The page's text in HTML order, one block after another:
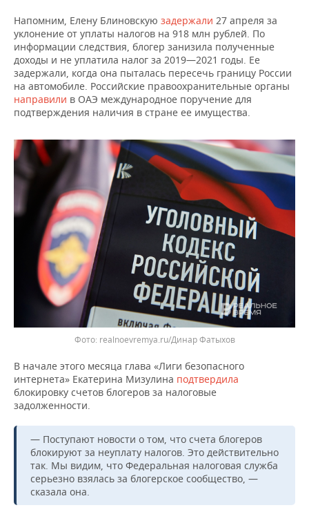
НЕФТЬ
ОПК
ЭНЕРГЕТИКА
РОЗНИЧНАЯ ТОРГОВЛЯ
ТРАНСПОРТ
УСЛУГИ
НОВОСТИ ТЕХНОЛОГИЙ
IT
МЕДИА
ТЕЛЕКОММУНИКАЦИИ
МЕРОПРИЯТИЯ
НОВОСТИ МЕРОПРИЯТИЙ
ВЫЕЗДНАЯ РЕДАКЦИЯ
БИЗНЕС-БРАНЧИ
ONLINE-КОНФЕРЕНЦИИ
ОТКРЫТАЯ ЛЕКЦИЯ
СПОРТ
НОВОСТИ СПОРТА
ФУТБОЛ
ХОККЕЙ
БАСКЕТБОЛ
ВОЛЕЙБОЛ
КИБЕРСПОРТ
ФИГУРНОЕ КАТАНИЕ
ВОДНЫЕ ВИДЫ СПОРТА
ХОККЕЙ С МЯЧОМ
ОБЩЕСТВО
НОВОСТИ ОБЩЕСТВА
ВЛАСТЬ
ИНФРАСТРУКТУРА
ИСТОРИЯ
КУЛЬТУРА
МЕДИЦИНА
ОБРАЗОВАНИЕ
ПРОИСШЕСТВИЯ
ФОТОГАЛЕРЕЯ
СЮЖЕТЫ
СПРАВОЧНИК
СПИСОК ПЕРСОН
СПИСОК КОМПАНИЙ
ПОЛНАЯ ВЕРСИЯ
Напомним, Елену Блиновскую задержали 27 апреля за
уклонение от уплаты налогов на 918 млн рублей. По
информации следствия, блогер занизила полученные
доходы и не уплатила налог за 2019—2021 годы. Ее
задержали, когда она пыталась пересечь границу России
на автомобиле. Российские правоохранительные органы
направили в ОАЭ международное поручение для
подтверждения наличия в стране ее имущества.
Фото: realnoevremya.ru/Динар Фатыхов
В начале этого месяца глава «Лиги безопасного
интернета» Екатерина Мизулина подтвердила
блокировку счетов блогеров за налоговые
задолженности.
— Поступают новости о том, что счета блогеров
блокируют за неуплату налогов. Это действительно
так. Мы видим, что Федеральная налоговая служба
серьезно взялась за блогерское сообщество, —
сказала она.